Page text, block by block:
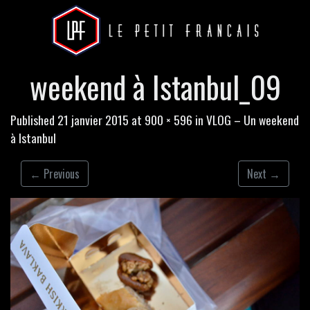
weekend à Istanbul_09
Published 21 janvier 2015 at 900 × 596 inVLOG – Un weekend
à Istanbul
← Previous Next →